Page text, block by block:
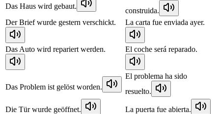
Das Haus wird gebaut.
construida.
Der Brief wurde gestern verschickt.
La carta fue enviada ayer.
Das Auto wird repariert werden. El coche será reparado.
Das Problem ist gelöst worden.
El problema ha sido
resuelto.
Die Tür wurde geöffnet. La puerta fue abierta.